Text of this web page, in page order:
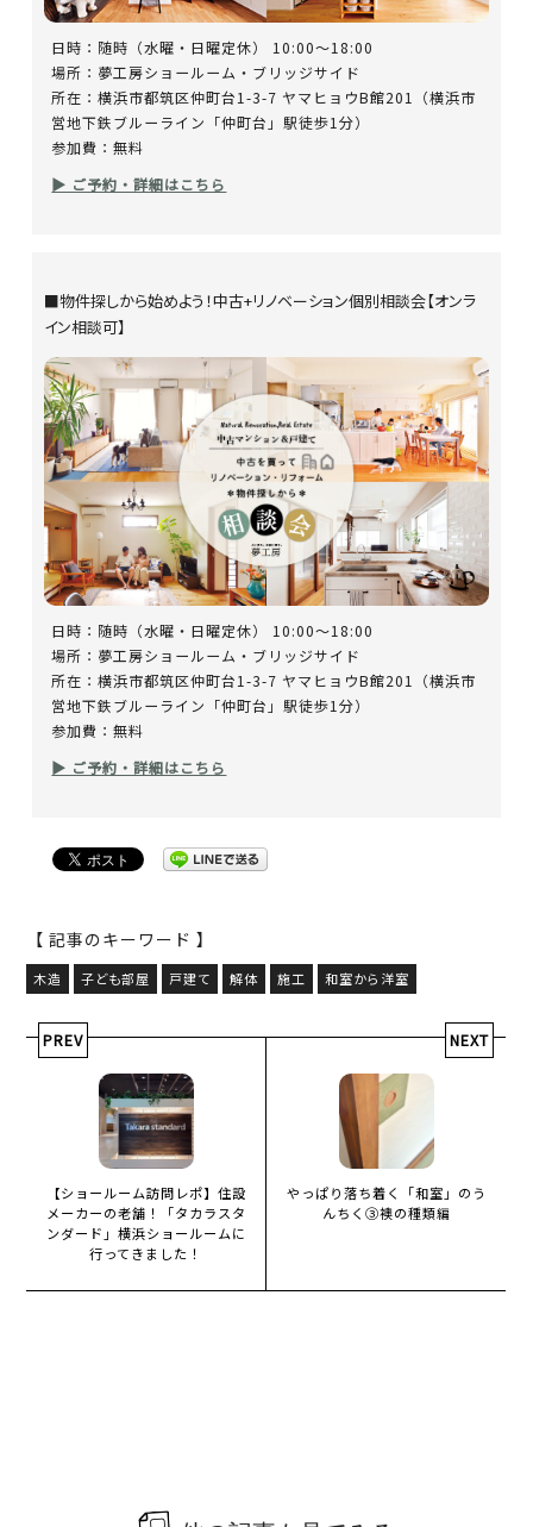
日時：随時（水曜・日曜定休） 10:00～18:00
場所：夢工房ショールーム・ブリッジサイド
所在：横浜市都筑区仲町台1-3-7 ヤマヒョウB館201（横浜市
営地下鉄ブルーライン「仲町台」駅徒歩1分）
参加費：無料
▶ ご予約・詳細はこちら
■物件探しから始めよう！中古+リノベーション個別相談会【オンラ
イン相談可】
日時：随時（水曜・日曜定休） 10:00～18:00
場所：夢工房ショールーム・ブリッジサイド
所在：横浜市都筑区仲町台1-3-7 ヤマヒョウB館201（横浜市
営地下鉄ブルーライン「仲町台」駅徒歩1分）
参加費：無料
▶ ご予約・詳細はこちら
【 記事のキーワード 】
木造 子ども部屋 戸建て 解体 施工 和室から洋室
PREV
【ショールーム訪問レポ】住設
メーカーの老舗！「タカラスタ
ンダード」横浜ショールームに
行ってきました！
NEXT
やっぱり落ち着く「和室」のう
んちく③襖の種類編